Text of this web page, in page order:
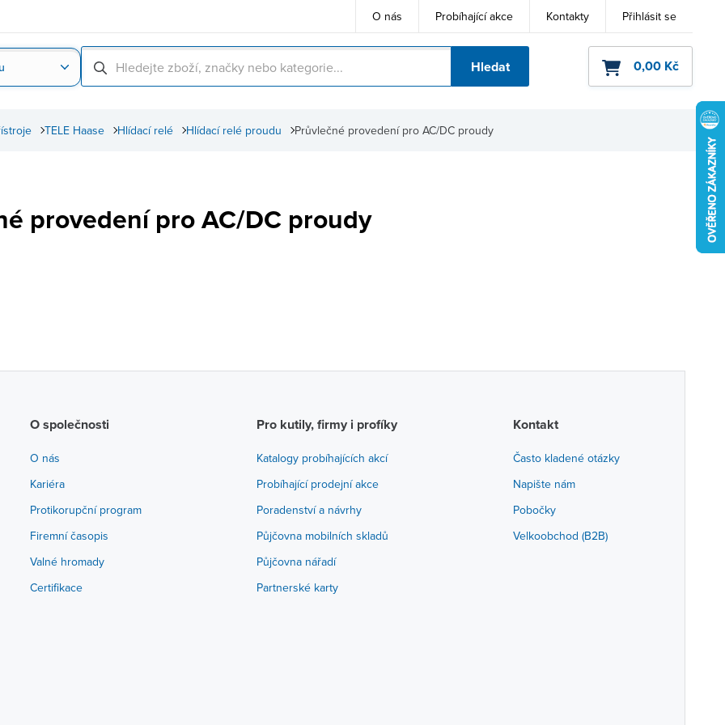
O nás Probíhající akce Kontakty Přihlásit se
Hledat 0,00 Kč
Průvlečné provedení pro AC/DC proudy
Hlídací relé proudu
Hlídací relé
TELE Haase
provedení pro AC/DC proudy
O společnosti
O nás
Kariéra
Protikorupční program
Firemní časopis
Valné hromady
Certifikace
Pro kutily, firmy i profíky
Katalogy probíhajících akcí
Probíhající prodejní akce
Poradenství a návrhy
Půjčovna mobilních skladů
Půjčovna nářadí
Partnerské karty
Kontakt
Často kladené otázky
Napište nám
Pobočky
Velkoobchod (B2B)